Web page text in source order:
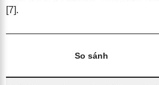
[7].
So sánh